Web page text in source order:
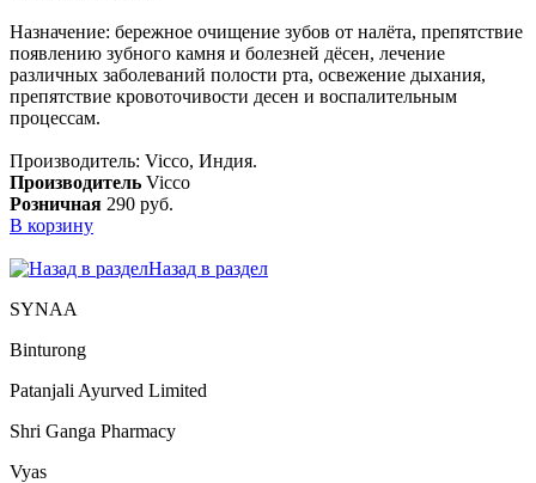
Назначение: бережное очищение зубов от налёта, препятствие
появлению зубного камня и болезней дёсен, лечение
различных заболеваний полости рта, освежение дыхания,
препятствие кровоточивости десен и воспалительным
процессам.
Производитель: Vicco, Индия.
Производитель Vicco
Розничная 290 руб.
В корзину
Назад в раздел
SYNAA
Binturong
Patanjali Ayurved Limited
Shri Ganga Pharmacy
Vyas